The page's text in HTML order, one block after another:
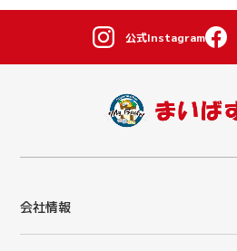
公式Instagram
会社情報